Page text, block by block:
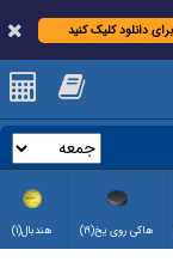
برای دانلود کلیک کنید
هاکی روی یخ(۱۹) هندبال(۱)